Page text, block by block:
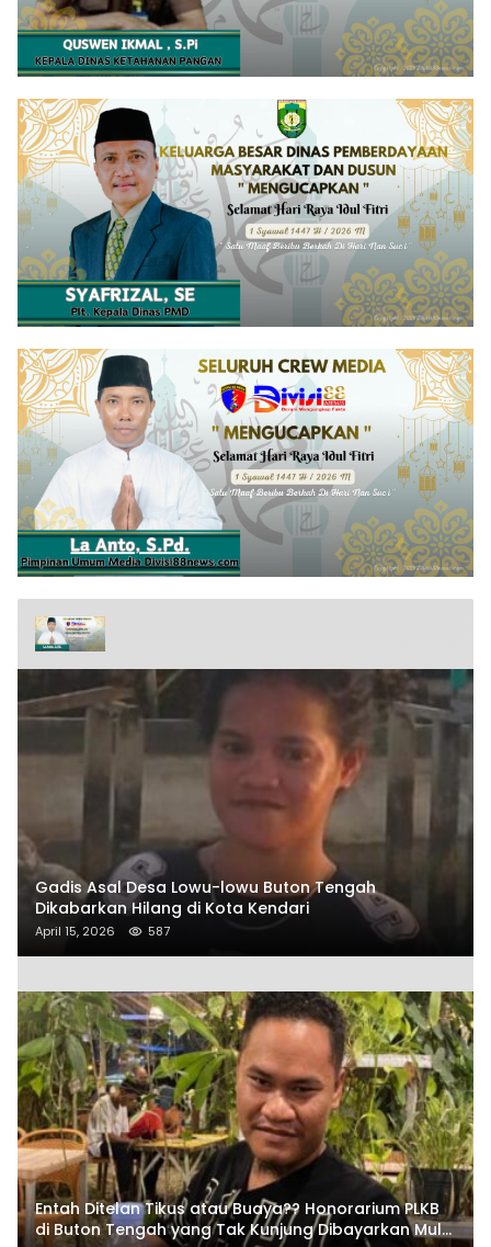
Gadis Asal Desa Lowu-lowu Buton Tengah
Dikabarkan Hilang di Kota Kendari
April 15, 2026 587
Entah Ditelan Tikus atau Buaya?? Honorarium PLKB
di Buton Tengah yang Tak Kunjung Dibayarkan Mulai